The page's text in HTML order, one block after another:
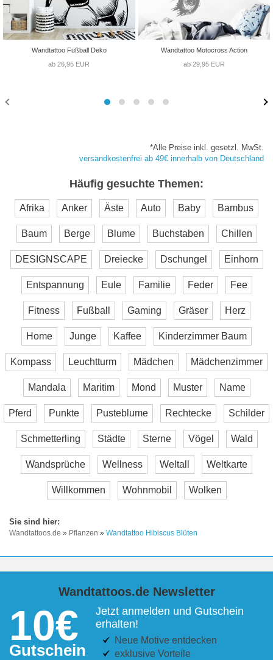
Wandtattoo Fußball Deko
ab 26,95 EUR
Wandtattoo Motocross Action
ab 29,95 EUR
*Alle Preise inkl. gesetzl. MwSt.
versandkostenfrei ab 49€ innerhalb von Deutschland
Häufig gesuchte Themen:
Afrika Anker Äste Auto Baby Bambus
Baum Berge Blume Buchstaben Chillen
DESIGNSCAPE Dreiecke Dschungel Einhorn
Entspannung Eule Familie Feder Fee
Fitness Fußball Gaming Gräser Herz
Home Junge Kaffee Kinderzimmer Baum
Kompass Leuchtturm Mädchen Mädchenzimmer
Mandala Maritim Mond Muster Name
Pferd Punkte Pusteblume Rechtecke Schilder
Schmetterling Städte Sterne Vögel Wald
Wandsprüche Wellness Weltall Weltkarte
Willkommen Wohnmobil Wolken
Wandtattoos.de » Pflanzen » Wandtattoo Hibiscus Blüten
Wandtattoos.de Newsletter
10€
Gutschein
Jetzt anmelden und Gutschein
erhalten!
Neue Motive entdecken
exklusive Vorteile